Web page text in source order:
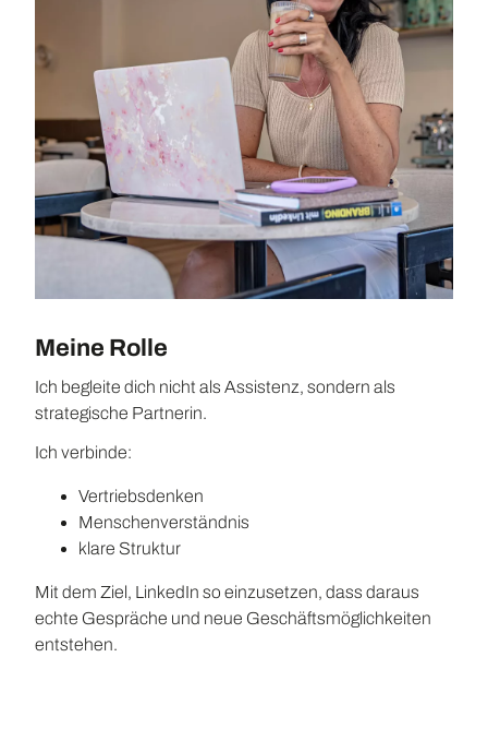
Meine Rolle
Ich begleite dich nicht als Assistenz, sondern als
strategische Partnerin.
Ich verbinde:
Vertriebsdenken
Menschenverständnis
klare Struktur
Mit dem Ziel, LinkedIn so einzusetzen, dass daraus
echte Gespräche und neue Geschäftsmöglichkeiten
entstehen.